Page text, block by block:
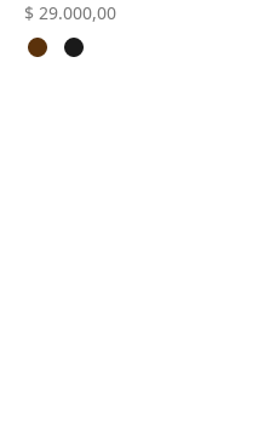
$ 29.000,00